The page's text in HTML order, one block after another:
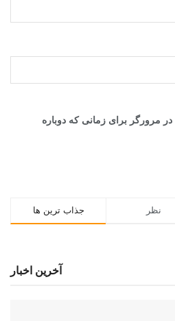
مرورگر برای زمانی که دوباره
جذاب ترین ها نظر
آخرین اخبار